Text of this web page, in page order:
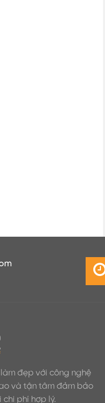
đẹp với công nghệ
và tận tâm đảm bảo
chi phí hợp lý.